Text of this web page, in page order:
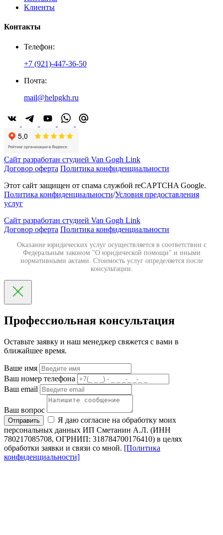
Клиенты
Контакты
Телефон:
+7 (921)-447-36-50
Почта:
mail@helpgkh.ru
Сайт разработан студией Van Gogh Link
Договор оферта Политика конфиденциальности
Этот сайт защищен от спама службой reCAPTCHA Google.
Политика конфиденциальности/Условия предоставления
услуг
Сайт разработан студией Van Gogh Link
Договор оферта Политика конфиденциальности
Оказание юридических услуг осуществляется в соответствии с
Федеральным законом "О юридической помощи" и иными
нормативными актами. Стоимость услуг определяется после
консультации.
Профессиольная консультация
Оставьте заявку и наш менеджер свяжется с вами в
ближайшее время.
Ваше имя
Ваш номер телефона
Ваш email
Ваш вопрос
Отправить
Я даю согласие на обработку моих
персональных данных ИП Сметанин А.Л. (ИНН
780217085708, ОГРНИП: 318784700176410) в целях
обработки заявки и связи со мной. [Политика
конфиденциальности]